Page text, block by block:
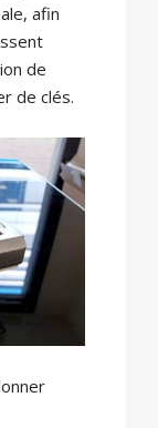
afin
de
de clés.